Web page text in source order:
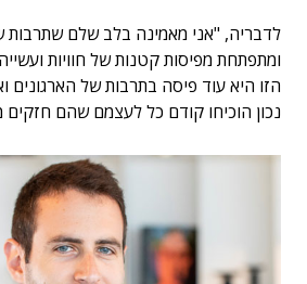
לדבריה, "אני מאמינה בלב שלם שתרבות
ומתפתחת מפיסות קטנות של חוויות
הזו היא עוד פיסה בתרבות של
נכון הוכיחו קודם כל לעצמם שהם